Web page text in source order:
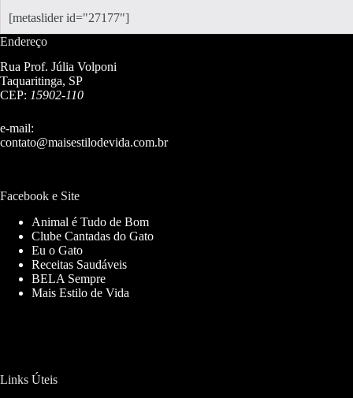
[metaslider id="27177"]
Endereço
Rua Prof. Júlia Volponi
Taquaritinga, SP
CEP: 15902-110
e-mail:
contato@maisestilodevida.com.br
Facebook e Site
Animal é Tudo de Bom
Clube Cantadas do Gato
Eu o Gato
Receitas Saudáveis
BELA Sempre
Mais Estilo de Vida
Links Úteis